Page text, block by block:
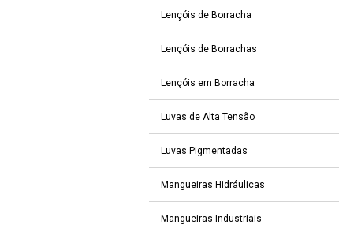
Lençóis de Borracha
Lençóis de Borrachas
Lençóis em Borracha
Luvas de Alta Tensão
Luvas Pigmentadas
Mangueiras Hidráulicas
Mangueiras Industriais